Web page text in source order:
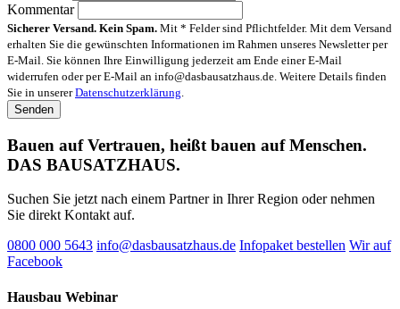
Kommentar
Sicherer Versand. Kein Spam. Mit * Felder sind Pflichtfelder. Mit dem Versand
erhalten Sie die gewünschten Informationen im Rahmen unseres Newsletter per
E-Mail. Sie können Ihre Einwilligung jederzeit am Ende einer E-Mail
widerrufen oder per E-Mail an info@dasbausatzhaus.de. Weitere Details finden
Sie in unsererDatenschutzerklärung.
Bauen auf Vertrauen, heißt bauen auf Menschen.
DAS BAUSATZHAUS.
Suchen Sie jetzt nach einem Partner in Ihrer Region oder nehmen
Sie direkt Kontakt auf.
0800 000 5643 info@dasbausatzhaus.de Infopaket bestellen Wir auf
Facebook
Hausbau Webinar